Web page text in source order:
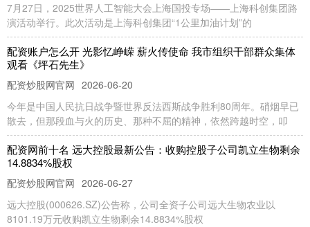
7月27日，2025世界人工智能大会上海国投专场——上海科创集团路
演活动举行。此次活动是上海科创集团“1公里加油计划”的
配资账户怎么开 光影忆峥嵘 薪火传使命 我市组织干部群众集体
观看《坪石先生》
配资炒股网官网 2026-06-20
今年是中国人民抗日战争暨世界反法西斯战争胜利80周年。硝烟早已
散去，但那段血与火的历史、那种不屈的精神，依然跨越时空，叩
配资网前十名 远大控股最新公告：收购控股子公司凯立生物剩余
14.8834%股权
配资炒股网官网 2026-06-27
远大控股(000626.SZ)公告称，公司全资子公司远大生物农业以
8101.19万元收购凯立生物剩余14.8834%股权